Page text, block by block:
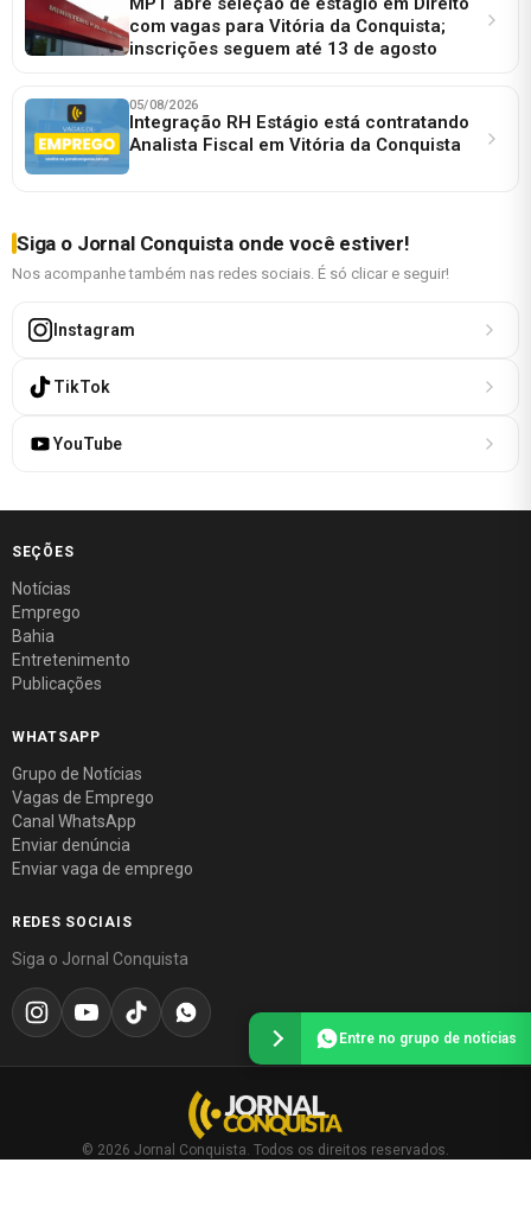
com vagas para Vitória da Conquista;
inscrições seguem até 13 de agosto
05/08/2026
Integração RH Estágio está contratando
Analista Fiscal em Vitória da Conquista
Siga o Jornal Conquista onde você estiver!
Nos acompanhe também nas redes sociais. É só clicar e seguir!
Instagram
TikTok
YouTube
SEÇÕES
Notícias
Emprego
Bahia
Entretenimento
Publicações
WHATSAPP
Grupo de Notícias
Vagas de Emprego
Canal WhatsApp
Enviar denúncia
Enviar vaga de emprego
REDES SOCIAIS
Siga o Jornal Conquista
© 2026 Jornal Conquista. Todos os direitos reservados.
Entre no grupo de notícias